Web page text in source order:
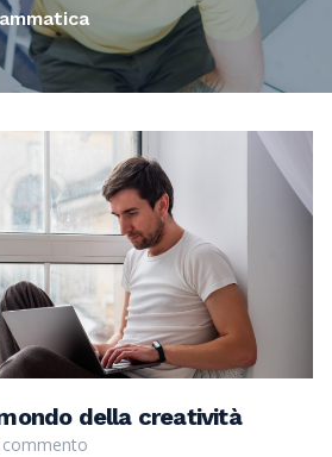
della creatività
commento